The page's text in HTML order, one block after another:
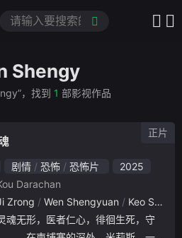
Shengy
，找到 1 部影视作品
剧情 恐怖 恐怖片
2025
Darachan
Zrong Wen Shengyuan
Keo Sinak
正片